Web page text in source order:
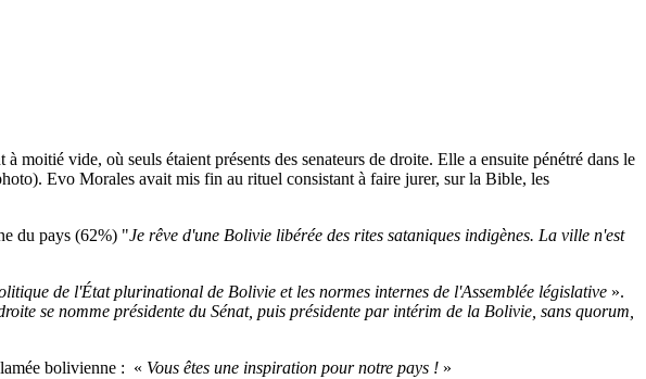
vide, où seuls étaient présents des senateurs de droite. Elle a ensuite pénétré dans le
Evo Morales avait mis fin au rituel consistant à faire jurer, sur la Bible, les
du pays (62%) "Je rêve d'une Bolivie libérée des rites sataniques indigènes. La ville n'est
de l'État plurinational de Bolivie et les normes internes de l'Assemblée législative ».
se nomme présidente du Sénat, puis présidente par intérim de la Bolivie, sans quorum,
bolivienne : « Vous êtes une inspiration pour notre pays ! »